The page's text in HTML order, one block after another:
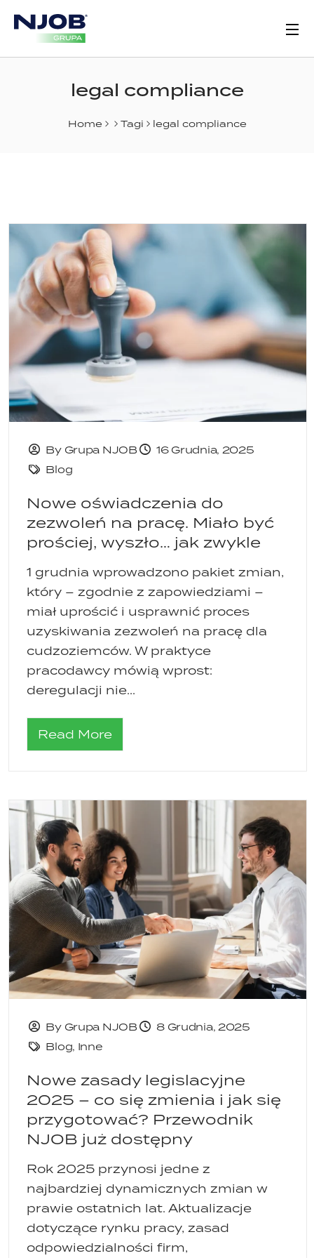
legal compliance
Home Tagi legal compliance
By Grupa NJOB
16 Grudnia, 2025
Blog
Nowe oświadczenia do
zezwoleń na pracę. Miało być
prościej, wyszło… jak zwykle
1 grudnia wprowadzono pakiet zmian,
który – zgodnie z zapowiedziami –
miał uprościć i usprawnić proces
uzyskiwania zezwoleń na pracę dla
cudzoziemców. W praktyce
pracodawcy mówią wprost:
deregulacji nie...
Read More
By Grupa NJOB
8 Grudnia, 2025
Blog, Inne
Nowe zasady legislacyjne
2025 – co się zmienia i jak się
przygotować? Przewodnik
NJOB już dostępny
Rok 2025 przynosi jedne z
najbardziej dynamicznych zmian w
prawie ostatnich lat. Aktualizacje
dotyczące rynku pracy, zasad
odpowiedzialności firm,